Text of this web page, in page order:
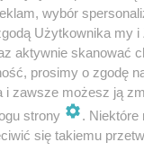
w przestrzeni
wybór
Użytkownika my
aktywnie skanować
prosimy o zgodę
i zawsze możesz ją
strony
. Niektóre
się takiemu